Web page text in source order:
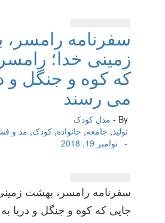
سفرنامه
زمینی خدا؛
كه كوه و جنگل و
می رسند
By -
مدل کودک
تولید, جامعه, خانواده, کودک, مد و
نوامبر 19, 2018
-
سفرنامه رامسر، بهشت
جایی كه كوه و جنگل و دریا